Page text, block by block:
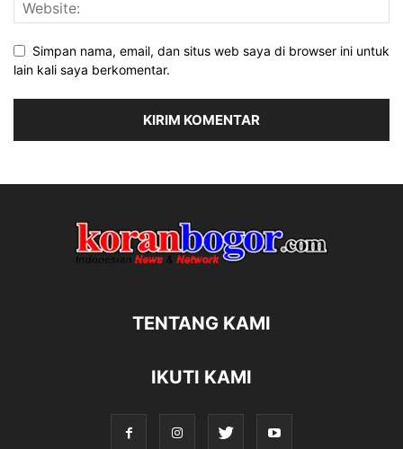
Simpan nama, email, dan situs web saya di browser ini untuk
lain kali saya berkomentar.
TENTANG KAMI
IKUTI KAMI